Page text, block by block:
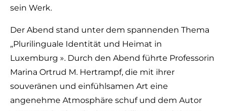
sein Werk.
Der Abend stand unter dem spannenden Thema
„Plurilinguale Identität und Heimat in
Luxemburg ». Durch den Abend führte Professorin
Marina Ortrud M. Hertrampf, die mit ihrer
souveränen und einfühlsamen Art eine
angenehme Atmosphäre schuf und dem Autor